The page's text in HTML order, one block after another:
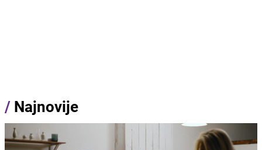
/ Najnovije